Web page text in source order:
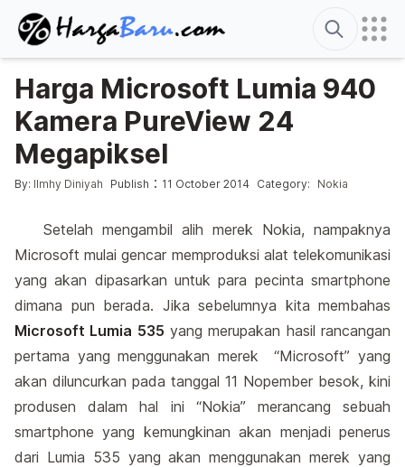
Search
Harga Microsoft Lumia 940
Kamera PureView 24
Megapiksel
Posted by
By: Ilmhy Diniyah Publish : 11 October 2014Posted in
Category: Nokia
Setelah mengambil alih merek Nokia, nampaknya
Microsoft mulai gencar memproduksi alat telekomunikasi
yang akan dipasarkan untuk para pecinta smartphone
dimana pun berada. Jika sebelumnya kita membahas
Microsoft Lumia 535 yang merupakan hasil rancangan
pertama yang menggunakan merek “Microsoft” yang
akan diluncurkan pada tanggal 11 Nopember besok, kini
produsen dalam hal ini “Nokia” merancang sebuah
smartphone yang kemungkinan akan menjadi penerus
dari Lumia 535 yang akan menggunakan merek yang